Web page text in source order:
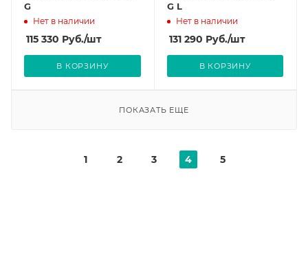
G
Нет в наличии
115 330 Руб./шт
В КОРЗИНУ
G L
Нет в наличии
131 290 Руб./шт
В КОРЗИНУ
ПОКАЗАТЬ ЕЩЕ
1 2 3 4 5